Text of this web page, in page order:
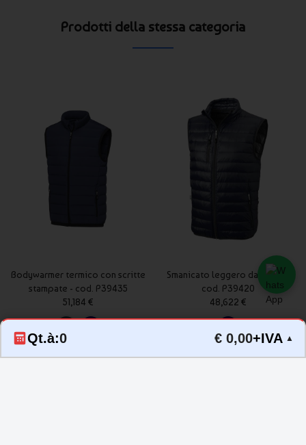
Qt.à:0 € 0,00+IVA ▲
Prodotti della stessa categoria
Bodywarmer termico con scritte
stampate - cod. P39435
51,184 €
Smanicato leggero da uomo -
cod. P39420
48,622 €